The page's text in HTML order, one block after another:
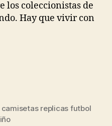
los coleccionistas de
Hay que vivir con
camisetas replicas futbol